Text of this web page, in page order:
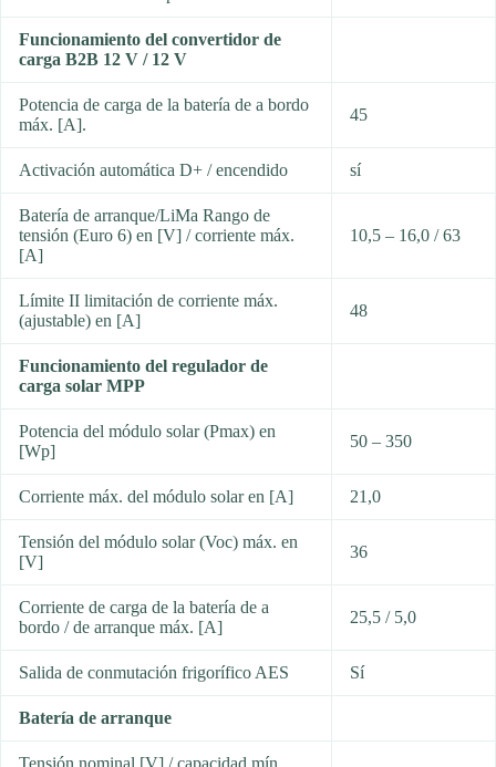
Funcionamiento del convertidor de
carga B2B 12 V / 12 V
Potencia de carga de la batería de a bordo
máx. [A].
45
Activación automática D+ / encendido sí
Batería de arranque/LiMa Rango de
tensión (Euro 6) en [V] / corriente máx.
[A]
10,5 – 16,0 / 63
Límite II limitación de corriente máx.
(ajustable) en [A]
48
Funcionamiento del regulador de
carga solar MPP
Potencia del módulo solar (Pmax) en
[Wp]
50 – 350
Corriente máx. del módulo solar en [A] 21,0
Tensión del módulo solar (Voc) máx. en
[V]
36
Corriente de carga de la batería de a
bordo / de arranque máx. [A]
25,5 / 5,0
Salida de conmutación frigorífico AES Sí
Batería de arranque
Tensión nominal [V] / capacidad mín.